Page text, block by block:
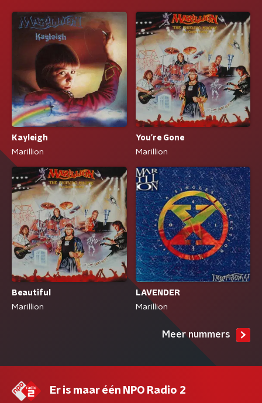
Kayleigh
Marillion
You're Gone
Marillion
Beautiful
Marillion
LAVENDER
Marillion
Meer nummers
Er is maar één NPO Radio 2